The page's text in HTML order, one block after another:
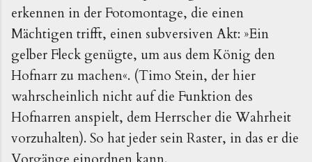
erkennen in der Fotomontage, die einen
Mächtigen trifft, einen subversiven Akt: »Ein
gelber Fleck genügte, um aus dem König den
Hofnarr zu machen«. (Timo Stein, der hier
wahrscheinlich nicht auf die Funktion des
Hofnarren anspielt, dem Herrscher die Wahrheit
vorzuhalten). So hat jeder sein Raster, in das er die